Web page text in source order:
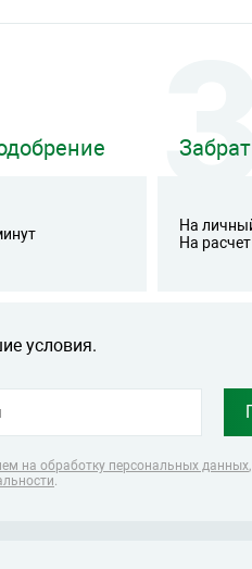
На
На
условия.
на обработку персональных данных
.